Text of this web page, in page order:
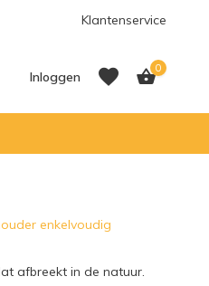
Klantenservice
Inloggen
Account aanmaken
0
enkelvoudig
afbreekt in de natuur.